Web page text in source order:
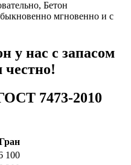
Бетон
мгновенно и с
у нас с запасом
честно!
7473-2010
100